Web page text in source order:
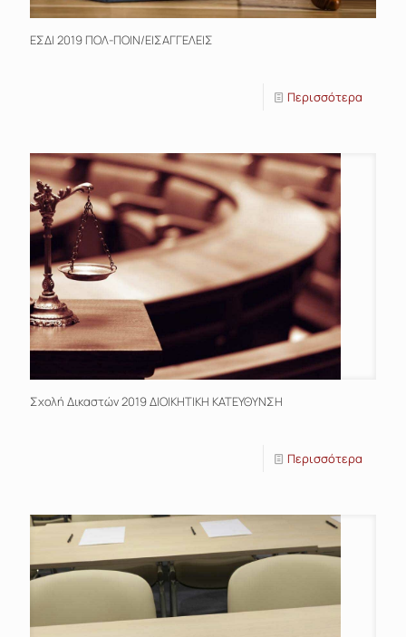
ΕΣΔΙ 2019 ΠΟΛ-ΠΟΙΝ/ΕΙΣΑΓΓΕΛΕΙΣ
Περισσότερα
Σχολή Δικαστών 2019 ΔΙΟΙΚΗΤΙΚΗ ΚΑΤΕΥΘΥΝΣΗ
Περισσότερα